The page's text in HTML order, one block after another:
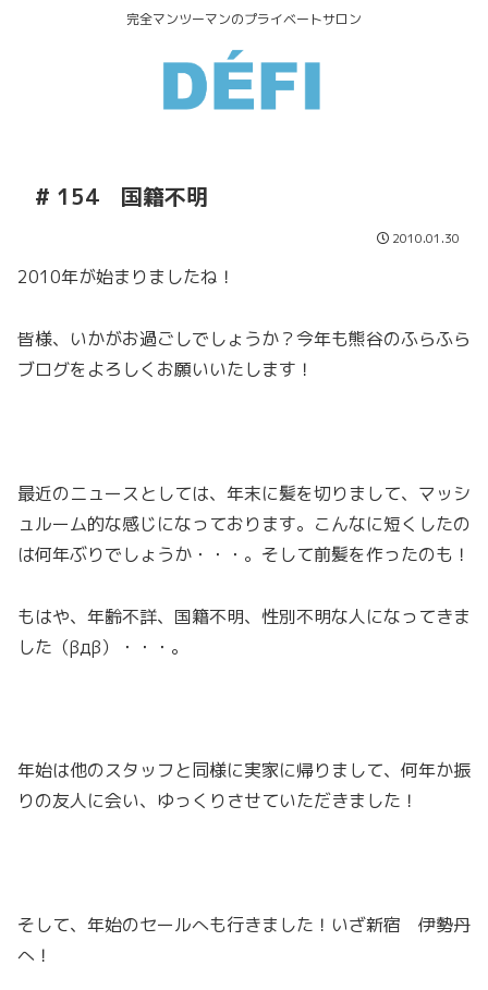
完全マンツーマンのプライベートサロン
# 154 国籍不明
2010.01.30
2010年が始まりましたね！
皆様、いかがお過ごしでしょうか？今年も熊谷のふらふら
ブログをよろしくお願いいたします！
最近のニュースとしては、年末に髪を切りまして、マッシ
ュルーム的な感じになっております。こんなに短くしたの
は何年ぶりでしょうか・・・。そして前髪を作ったのも！
もはや、年齢不詳、国籍不明、性別不明な人になってきま
した（βдβ）・・・。
年始は他のスタッフと同様に実家に帰りまして、何年か振
りの友人に会い、ゆっくりさせていただきました！
そして、年始のセールへも行きました！いざ新宿 伊勢丹
へ！